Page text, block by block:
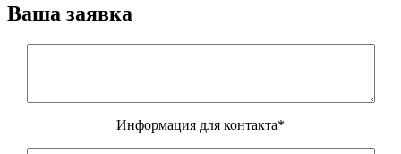
Ваша заявка
Информация для контакта*